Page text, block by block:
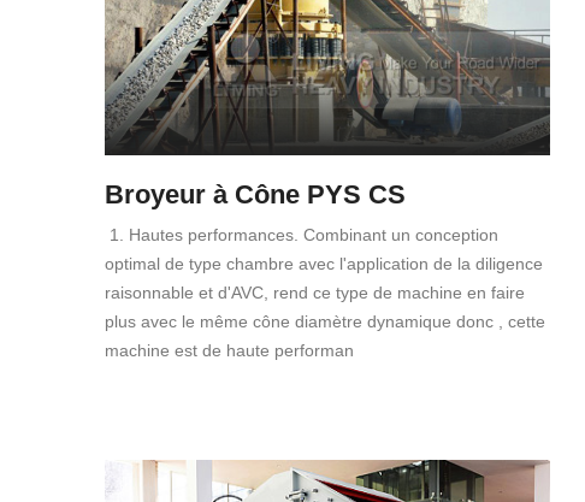
Broyeur à Cône PYS CS
1. Hautes performances. Combinant un conception
optimal de type chambre avec l'application de la diligence
raisonnable et d'AVC, rend ce type de machine en faire
plus avec le même cône diamètre dynamique donc , cette
machine est de haute performan